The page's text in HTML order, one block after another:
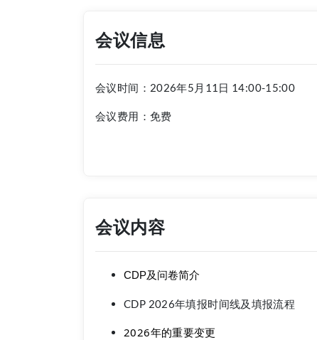
会议信息
会议时间：2026年5月11日 14:00-15:00
会议费用：免费
会议内容
CDP及问卷简介
CDP 2026年填报时间线及填报流程
2026年的重要变更